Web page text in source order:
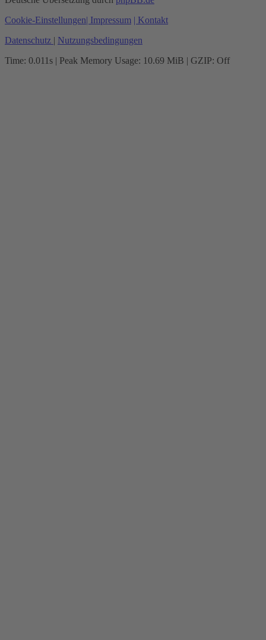
Cookie-Einstellungen| Impressum | Kontakt
Datenschutz | Nutzungsbedingungen
Time: 0.011s | Peak Memory Usage: 10.69 MiB | GZIP: Off